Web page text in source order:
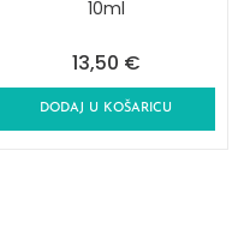
10ml
13,50 €
DODAJ U KOŠARICU